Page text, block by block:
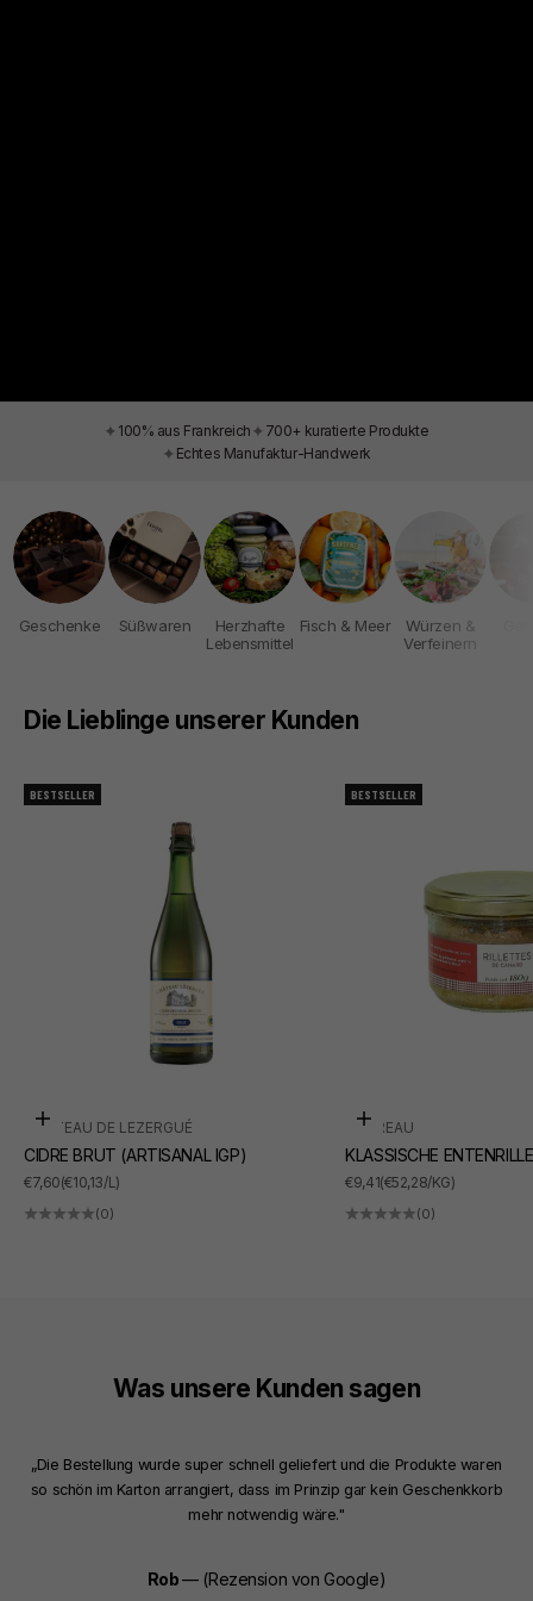
✦ 100% aus Frankreich ✦ 700+ kuratierte Produkte
✦ Echtes Manufaktur-Handwerk
Geschenke Süßwaren
Herzhafte
Lebensmittel
Fisch & Meer
Würzen &
Verfeinern
Die Lieblinge unserer Kunden
BESTSELLER
In den Warenkorb
CHÂTEAU DE LEZERGUÉ
CIDRE BRUT (ARTISANAL IGP)
ANGEBOT
€7,60(€10,13/L)
(0)
BESTSELLER
In den Warenkorb
SUDREAU
KLASSISCHE
ANGEBOT
€9,41(€52,28/KG)
(0)
Was unsere Kunden sagen
„Die Bestellung wurde super schnell geliefert und die Produkte waren
so schön im Karton arrangiert, dass im Prinzip gar kein Geschenkkorb
mehr notwendig wäre."
Rob— (Rezension von Google)